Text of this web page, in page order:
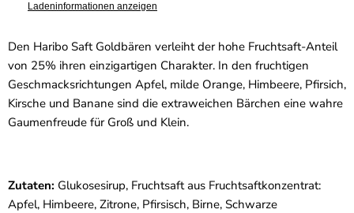
Ladeninformationen anzeigen
Den Haribo Saft Goldbären verleiht der hohe Fruchtsaft-Anteil
von 25% ihren einzigartigen Charakter. In den fruchtigen
Geschmacksrichtungen Apfel, milde Orange, Himbeere, Pfirsich,
Kirsche und Banane sind die extraweichen Bärchen eine wahre
Gaumenfreude für Groß und Klein.
Zutaten: Glukosesirup, Fruchtsaft aus Fruchtsaftkonzentrat:
Apfel, Himbeere, Zitrone, Pfirsisch, Birne, Schwarze